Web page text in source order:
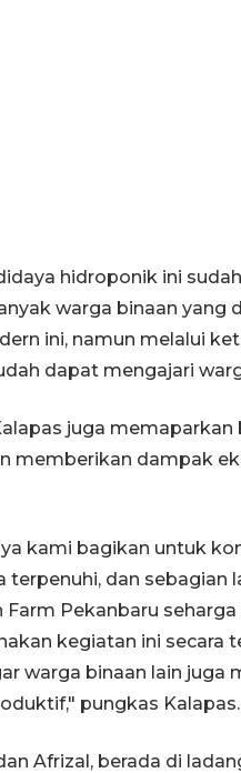
hidroponik ini
warga binaan
ini, namun melalui
dapat mengajari
juga
memberikan dampak
kami bagikan untuk
terpenuhi, dan sebagian
Farm Pekanbaru
kegiatan ini secara
warga binaan lain
pungkas Kalapas.
Afrizal, berada di